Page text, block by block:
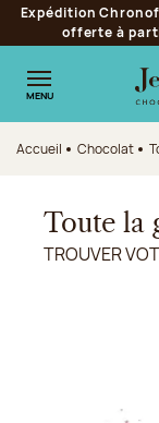
Aller à la
Aller au contenu
Aller au pied de
Expédition
offerte à
MENU
Accueil Chocolat
Toute la
TROUVER